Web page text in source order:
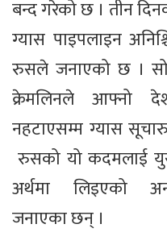
बन्द गरेको छ । तीन
ग्यास पाइपलाइन
रुसले जनाएको छ ।
क्रेमलिनले आफ्नो
नहटाएसम्म ग्यास
रुसको यो कदमलाई
अर्थमा लिइएको
जनाएका छन् ।